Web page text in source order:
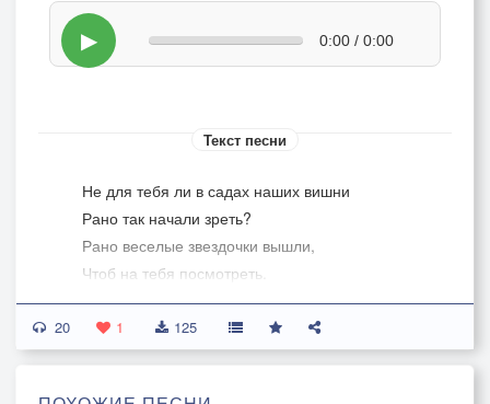
▶ 0:00 / 0:00
Текст песни
Не для тебя ли в садах наших вишни
Рано так начали зреть?
Рано веселые звездочки вышли,
Чтоб на тебя посмотреть.
Припев:
20 1 125